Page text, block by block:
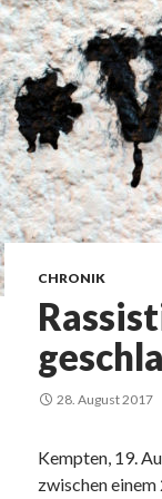
CHRONIK
28. August 2017
Kempten, 19.
zwischen